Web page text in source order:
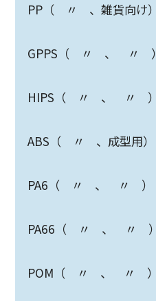
PP（ 〃 、雑貨向け）
GPPS（ 〃 、 〃 ）
HIPS（ 〃 、 〃 ）
ABS（ 〃 、成型用）
PA6（ 〃 、 〃 ）
PA66（ 〃 、 〃 ）
POM（ 〃 、 〃 ）